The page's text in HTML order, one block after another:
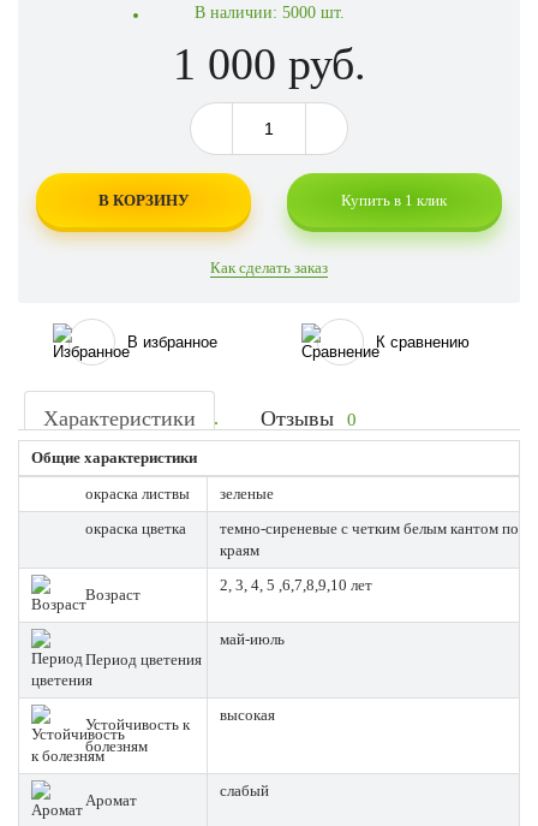
В наличии: 5000 шт.
1 000 руб.
В КОРЗИНУ Купить в 1 клик
Как сделать заказ
В избранное К сравнению
Характеристики Отзывы 0
Общие характеристики
окраска листвы
зеленые
окраска цветка
темно-сиреневые с четким белым кантом по
краям
Возраст
2, 3, 4, 5 ,6,7,8,9,10 лет
Период цветения
май-июль
Устойчивость к
болезням
высокая
Аромат
слабый